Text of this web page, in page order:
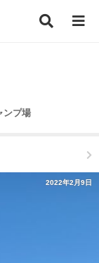
ンプ場
2022年2月9日